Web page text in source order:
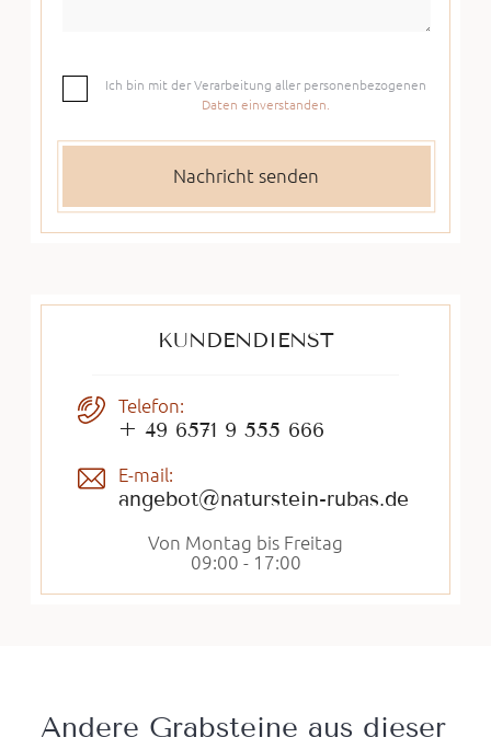
Ich bin mit der Verarbeitung aller personenbezogenen
Daten einverstanden.
KUNDENDIENST
Telefon:
+ 49 6571 9 555 666
E-mail:
angebot@naturstein-rubas.de
Von Montag bis Freitag
09:00 - 17:00
Andere Grabsteine ​​aus dieser